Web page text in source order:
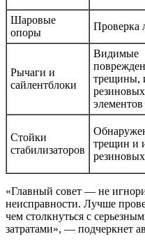
Шаровые
опоры
Проверка
Рычаги и
сайлентблоки
Видимые
трещины,
резиновых
элементов
Стойки
стабилизаторов
трещин и
«Главный совет — не
неисправности. Лучше
чем столкнуться с
затратами», — подчеркнет